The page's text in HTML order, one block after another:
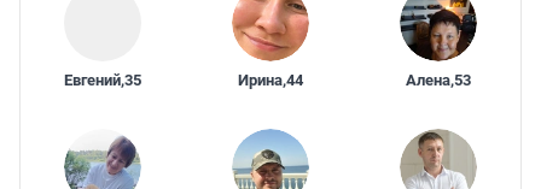
Евгений,35 Ирина,44 Алена,53